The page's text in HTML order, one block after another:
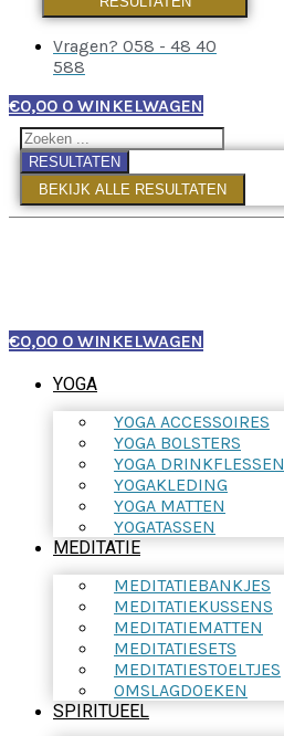
Vragen? 058 - 48 40
588
€0,00 0 WINKELWAGEN
RESULTATEN
BEKIJK ALLE RESULTATEN
€0,00 0 WINKELWAGEN
YOGA
YOGA ACCESSOIRES
YOGA BOLSTERS
YOGA DRINKFLESSEN
YOGAKLEDING
YOGA MATTEN
YOGATASSEN
MEDITATIE
MEDITATIEBANKJES
MEDITATIEKUSSENS
MEDITATIEMATTEN
MEDITATIESETS
MEDITATIESTOELTJES
OMSLAGDOEKEN
SPIRITUEEL